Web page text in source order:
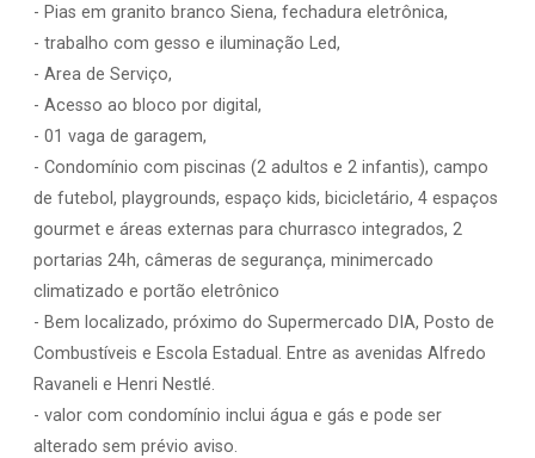
- Pias em granito branco Siena, fechadura eletrônica,
- trabalho com gesso e iluminação Led,
- Area de Serviço,
- Acesso ao bloco por digital,
- 01 vaga de garagem,
- Condomínio com piscinas (2 adultos e 2 infantis), campo
de futebol, playgrounds, espaço kids, bicicletário, 4 espaços
gourmet e áreas externas para churrasco integrados, 2
portarias 24h, câmeras de segurança, minimercado
climatizado e portão eletrônico
- Bem localizado, próximo do Supermercado DIA, Posto de
Combustíveis e Escola Estadual. Entre as avenidas Alfredo
Ravaneli e Henri Nestlé.
- valor com condomínio inclui água e gás e pode ser
alterado sem prévio aviso.